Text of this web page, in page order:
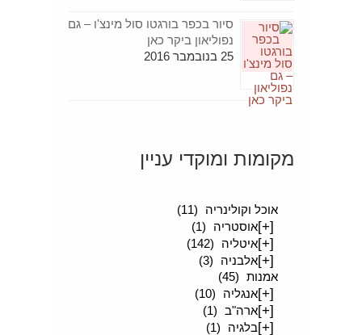
סיור בכפר בורגטו סול מינצ'ו – גם
נפוליאון ביקר כאן
25 בנובמבר 2016
מקומות ומוקדי עניין
אוכל וקולינריה
(11)
[+]אוסטריה (1)
[+]איטליה (142)
[+]אלבניה
(3)
אמנות (45)
[+]אנגליה (10)
[+]ארה"ב (1)
[+]בלגיה (1)